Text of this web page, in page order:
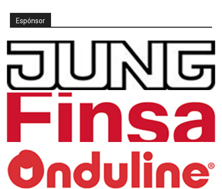
Espónsor